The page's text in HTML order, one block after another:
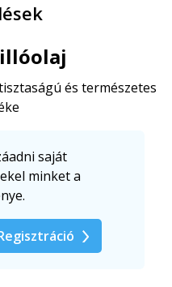
és természetes
saját
minket a